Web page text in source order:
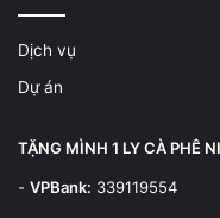
Dịch vụ
Dự án
TẶNG MÌNH 1 LY CÀ PHÊ
- VPBank: 339119554